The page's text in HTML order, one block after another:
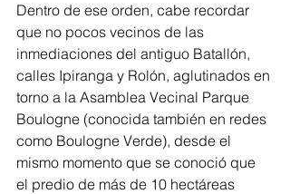
Dentro de ese orden, cabe recordar
que no pocos vecinos de las
inmediaciones del antiguo Batallón,
calles Ipiranga y Rolón, aglutinados en
torno a la Asamblea Vecinal Parque
Boulogne (conocida también en redes
como Boulogne Verde), desde el
mismo momento que se conoció que
el predio de más de 10 hectáreas